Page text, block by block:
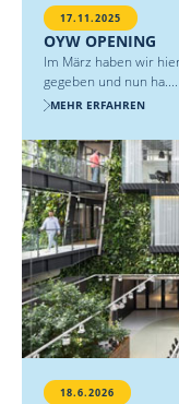
17.11.2025
OYW OPENING
Im März haben wir
gegeben und nun ha....
MEHR ERFAHREN
18.6.2026